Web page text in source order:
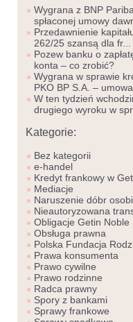
Wygrana z BNP
spłaconej umowy
Przedawnienie
262/25 szansą dla fr...
Pozew banku o
konta – co zrobić?
Wygrana w sprawie
PKO BP S.A. –
W ten tydzień
drugiego wyroku w
Kategorie:
Bez kategorii
e-handel
Kredyt frankowy w
Mediacje
Naruszenie dóbr
Nieautoryzowana
Obligacje Getin Noble
Obsługa prawna
Polska Fundacja
Prawa konsumenta
Prawo cywilne
Prawo rodzinne
Radca prawny
Spory z bankami
Sprawy frankowe